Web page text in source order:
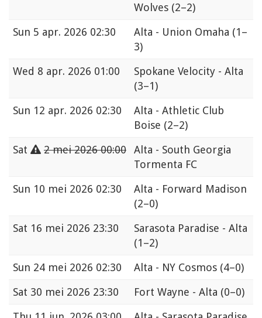
Wolves (2–2)
Sun 5 apr. 2026 02:30 Alta - Union Omaha (1–
3)
Wed 8 apr. 2026 01:00
Spokane Velocity - Alta
(3–1)
Sun 12 apr. 2026 02:30
Alta - Athletic Club
Boise (2–2)
Sat
2 mei 2026 00:00
Alta - South Georgia
Tormenta FC
Sun 10 mei 2026 02:30
Alta - Forward Madison
(2–0)
Sat 16 mei 2026 23:30
Sarasota Paradise - Alta
(1–2)
Sun 24 mei 2026 02:30 Alta - NY Cosmos (4–0)
Sat 30 mei 2026 23:30 Fort Wayne - Alta (0–0)